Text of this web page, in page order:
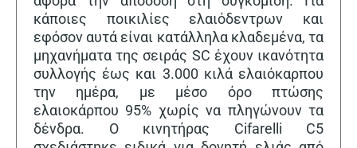
κάποιες ποικιλίες ελαιόδεντρων και
εφόσον αυτά είναι κατάλληλα κλαδεμένα, τα
μηχανήματα της σειράς SC έχουν ικανότητα
συλλογής έως και 3.000 κιλά ελαιόκαρπου
την ημέρα, με μέσο όρο πτώσης
ελαιοκάρπου 95% χωρίς να πληγώνουν τα
δένδρα. Ο κινητήρας Cifarelli C5